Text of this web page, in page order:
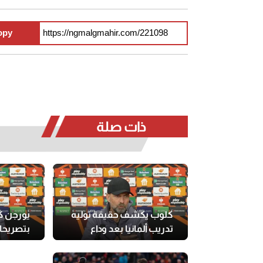
ذات صلة
كلوب يكشف حقيقة توليه
تدريب ألمانيا بعد وداع
المونديال
يورجن